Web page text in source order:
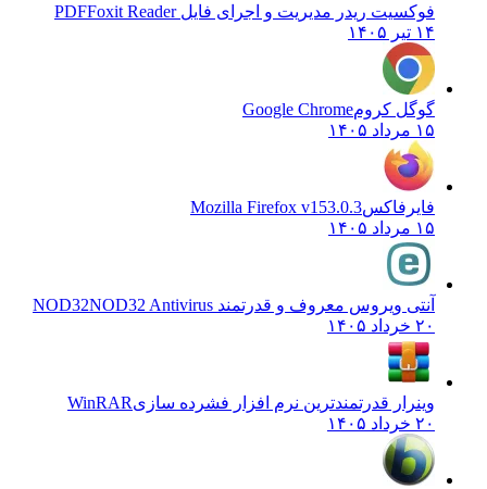
فوکسیت ریدر مدیریت و اجرای فایل PDFFoxit Reader
گوگل کروم Google Chrome
فایرفاکس Mozilla Firefox v153.0.3
آنتی ویروس معروف و قدرتمند NOD32NOD32 Antivirus
وینرار قدرتمندترین نرم افزار فشرده سازیWinRAR